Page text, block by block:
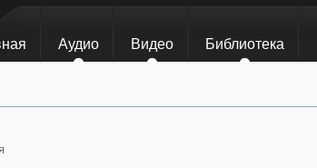
Аудио Видео Библиотека